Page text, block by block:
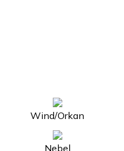
Wind/Orkan
Nebel